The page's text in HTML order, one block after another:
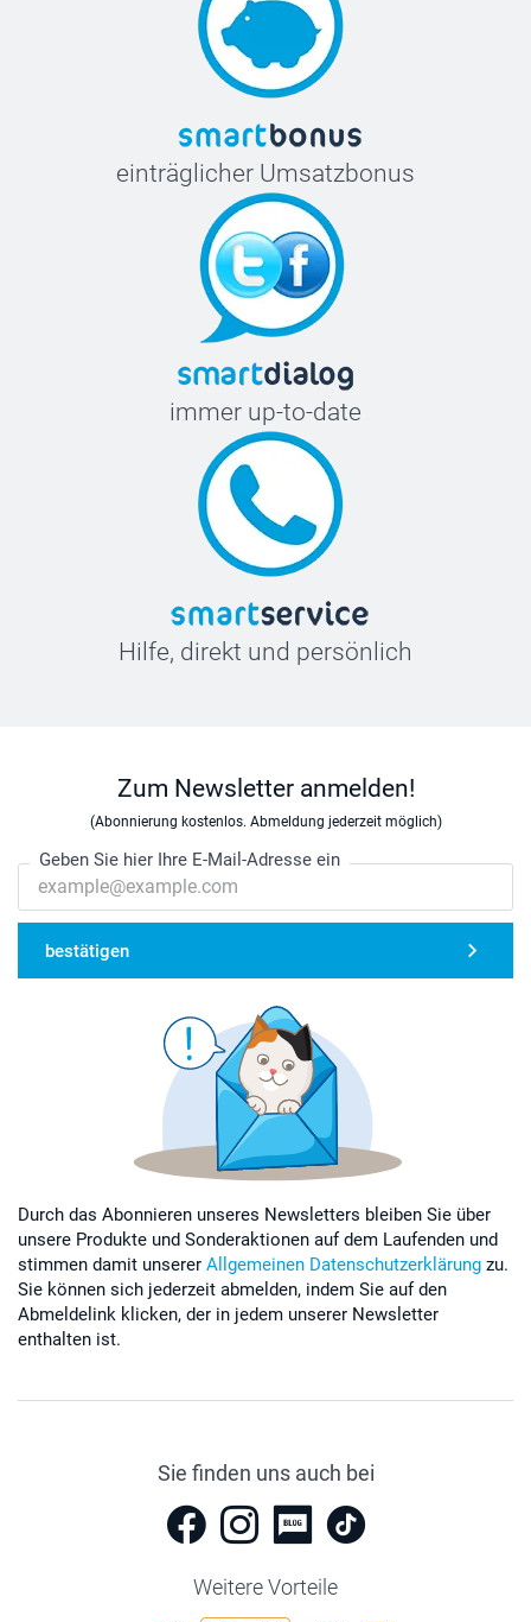
einträglicher Umsatzbonus
immer up-to-date
Hilfe, direkt und persönlich
Zum Newsletter anmelden!
(Abonnierung kostenlos. Abmeldung jederzeit möglich)
Geben Sie hier Ihre E-Mail-Adresse ein
bestätigen
Durch das Abonnieren unseres Newsletters bleiben Sie über
unsere Produkte und Sonderaktionen auf dem Laufenden und
stimmen damit unserer Allgemeinen Datenschutzerklärung zu.
Sie können sich jederzeit abmelden, indem Sie auf den
Abmeldelink klicken, der in jedem unserer Newsletter
enthalten ist.
Sie finden uns auch bei
Weitere Vorteile